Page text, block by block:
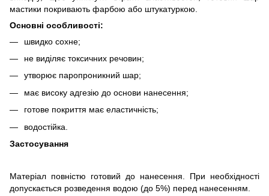
мастики покривають фарбою або штукатуркою.
Основні особливості:
швидко сохне;
не виділяє токсичних речовин;
утворює паропроникний шар;
має високу адгезію до основи нанесення;
готове покриття має еластичність;
водостійка.
Застосування
Матеріал повністю готовий до нанесення. При необхідності
допускається розведення водою (до 5%) перед нанесенням.